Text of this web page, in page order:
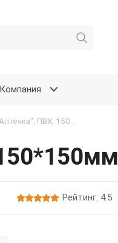
Компания
Рейтинг: 4.5